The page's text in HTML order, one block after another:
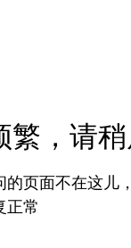
繁，请
的页面不在这儿
正常